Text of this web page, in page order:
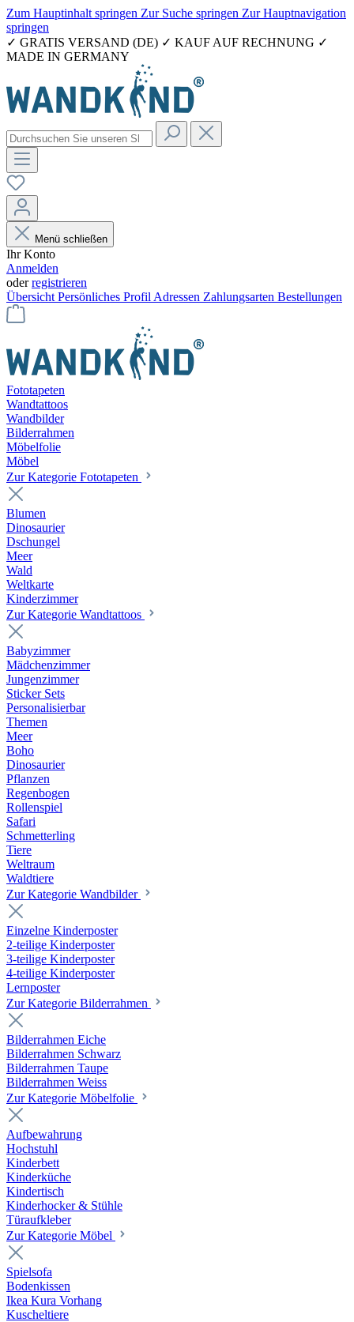
Zum Hauptinhalt springen Zur Suche springen Zur Hauptnavigation
springen
✓ GRATIS VERSAND (DE) ✓ KAUF AUF RECHNUNG ✓
MADE IN GERMANY
Menü schließen
Ihr Konto
Anmelden
oderregistrieren
Übersicht Persönliches Profil Adressen Zahlungsarten Bestellungen
Fototapeten
Wandtattoos
Wandbilder
Bilderrahmen
Möbelfolie
Möbel
Zur Kategorie Fototapeten
Blumen
Dinosaurier
Dschungel
Meer
Wald
Weltkarte
Kinderzimmer
Zur Kategorie Wandtattoos
Babyzimmer
Mädchenzimmer
Jungenzimmer
Sticker Sets
Personalisierbar
Themen
Meer
Boho
Dinosaurier
Pflanzen
Regenbogen
Rollenspiel
Safari
Schmetterling
Tiere
Weltraum
Waldtiere
Zur Kategorie Wandbilder
Einzelne Kinderposter
2-teilige Kinderposter
3-teilige Kinderposter
4-teilige Kinderposter
Lernposter
Zur Kategorie Bilderrahmen
Bilderrahmen Eiche
Bilderrahmen Schwarz
Bilderrahmen Taupe
Bilderrahmen Weiss
Zur Kategorie Möbelfolie
Aufbewahrung
Hochstuhl
Kinderbett
Kinderküche
Kindertisch
Kinderhocker & Stühle
Türaufkleber
Zur Kategorie Möbel
Spielsofa
Bodenkissen
Ikea Kura Vorhang
Kuscheltiere